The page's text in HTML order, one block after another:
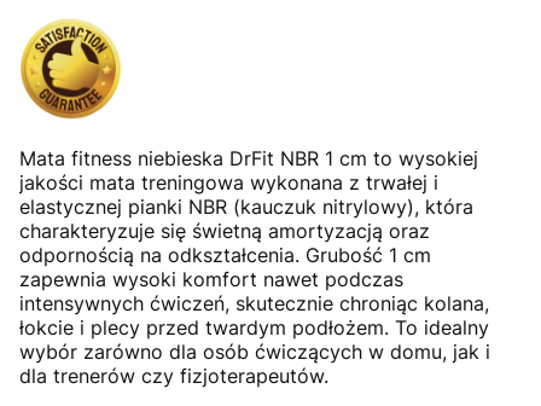
Mata fitness niebieska DrFit NBR 1 cm to wysokiej
jakości mata treningowa wykonana z trwałej i
elastycznej pianki NBR (kauczuk nitrylowy), która
charakteryzuje się świetną amortyzacją oraz
odpornością na odkształcenia. Grubość 1 cm
zapewnia wysoki komfort nawet podczas
intensywnych ćwiczeń, skutecznie chroniąc kolana,
łokcie i plecy przed twardym podłożem. To idealny
wybór zarówno dla osób ćwiczących w domu, jak i
dla trenerów czy fizjoterapeutów.